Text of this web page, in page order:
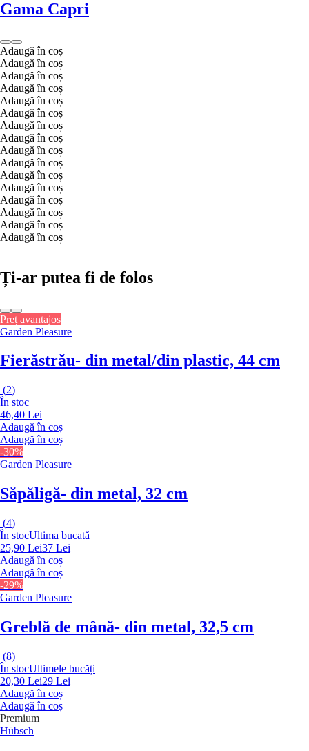
Gama Capri
Adaugă în coș
Adaugă în coș
Adaugă în coș
Adaugă în coș
Adaugă în coș
Adaugă în coș
Adaugă în coș
Adaugă în coș
Adaugă în coș
Adaugă în coș
Adaugă în coș
Adaugă în coș
Adaugă în coș
Adaugă în coș
Adaugă în coș
Adaugă în coș
Ți-ar putea fi de folos
Preț avantajos
Garden Pleasure
Fierăstrău- din metal/din plastic, 44 cm
(2)
În stoc
46,40 Lei
Adaugă în coș
Adaugă în coș
-30%
Garden Pleasure
Săpăligă- din metal, 32 cm
(4)
În stocUltima bucată
25,90 Lei37 Lei
Adaugă în coș
Adaugă în coș
-29%
Garden Pleasure
Greblă de mână- din metal, 32,5 cm
(8)
În stocUltimele bucăți
20,30 Lei29 Lei
Adaugă în coș
Adaugă în coș
Premium
Hübsch